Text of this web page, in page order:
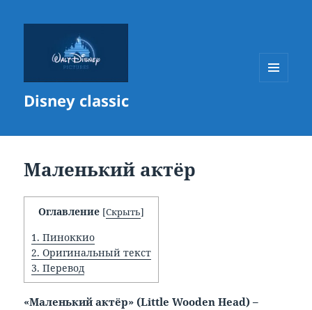
Disney classic
Маленький актёр
Оглавление [Скрыть]
1. Пиноккио
2. Оригинальный текст
3. Перевод
«Маленький актёр» (LittleWoodenHead) –